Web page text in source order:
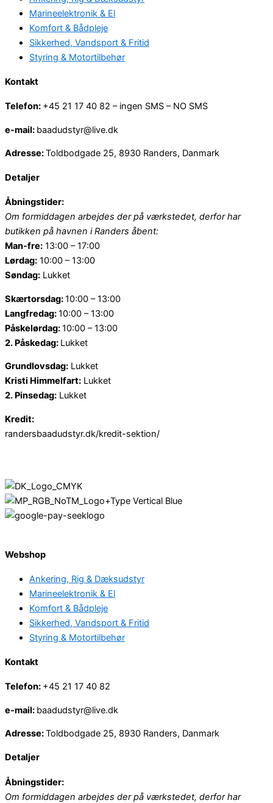
Marineelektronik & El
Komfort & Bådpleje
Sikkerhed, Vandsport & Fritid
Styring & Motortilbehør
Kontakt
Telefon: +45 21 17 40 82 – ingen SMS – NO SMS
e-mail: baadudstyr@live.dk
Adresse:Toldbodgade 25, 8930 Randers, Danmark
Detaljer
Åbningstider:
Om formiddagen arbejdes der på værkstedet, derfor har
butikken på havnen i Randers åbent:
Man-fre: 13:00 – 17:00
Lørdag: 10:00 – 13:00
Søndag: Lukket
Skærtorsdag:10:00 – 13:00
Langfredag:10:00 – 13:00
Påskelørdag:10:00 – 13:00
2. Påskedag: Lukket
Grundlovsdag: Lukket
Kristi Himmelfart: Lukket
2. Pinsedag: Lukket
Kredit:
randersbaadudstyr.dk/kredit-sektion/
Webshop
Ankering, Rig & Dæksudstyr
Marineelektronik & El
Komfort & Bådpleje
Sikkerhed, Vandsport & Fritid
Styring & Motortilbehør
Kontakt
Telefon: +45 21 17 40 82
e-mail: baadudstyr@live.dk
Adresse:Toldbodgade 25, 8930 Randers, Danmark
Detaljer
Åbningstider:
Om formiddagen arbejdes der på værkstedet, derfor har